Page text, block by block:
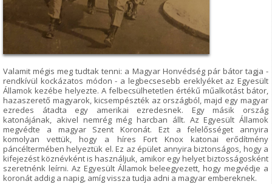
Valamit mégis meg tudtak tenni: a Magyar Honvédség pár bátor tagja -
rendkívül kockázatos módon - a legbecsesebb ereklyéket az Egyesült
Államok kezébe helyezte. A felbecsülhetetlen értékű műalkotást bátor,
hazaszerető magyarok, kicsempészték az országból, majd egy magyar
ezredes átadta egy amerikai ezredesnek. Egy másik ország
katonájának, akivel nemrég még harcban állt. Az Egyesült Államok
megvédte a magyar Szent Koronát. Ezt a felelősséget annyira
komolyan vettük, hogy a híres Fort Knox katonai erődítmény
páncéltermében helyeztük el. Ez az épület annyira biztonságos, hogy a
kifejezést köznévként is használjuk, amikor egy helyet biztosságosként
szeretnénk leírni. Az Egyesült Államok beleegyezett, hogy megvédje a
koronát addig a napig, amíg vissza tudja adni a magyar embereknek.